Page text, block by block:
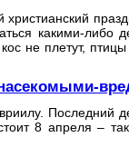
христианский
какими-либо
не плетут,
Последний
8 апреля –